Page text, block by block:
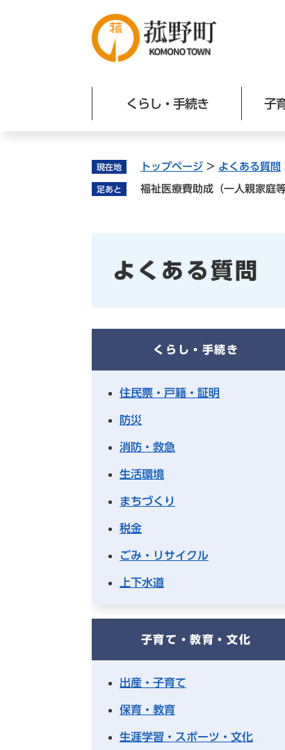
くらし・手続き 子
現在地 トップページ > よくある質問
足あと 福祉医療費助成（一人親家庭等
よくある質問
くらし・手続き
住民票・戸籍・証明
防災
消防・救急
生活環境
まちづくり
税金
ごみ・リサイクル
上下水道
子育て・教育・文化
出産・子育て
保育・教育
生涯学習・スポーツ・文化